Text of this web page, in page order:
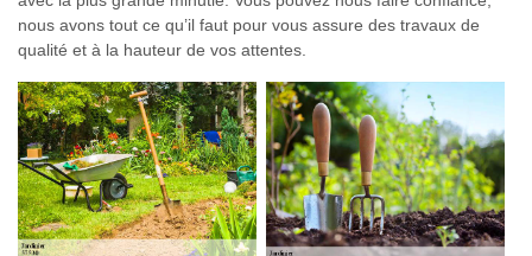
nous avons tout ce qu’il faut pour vous assure des travaux de
qualité et à la hauteur de vos attentes.